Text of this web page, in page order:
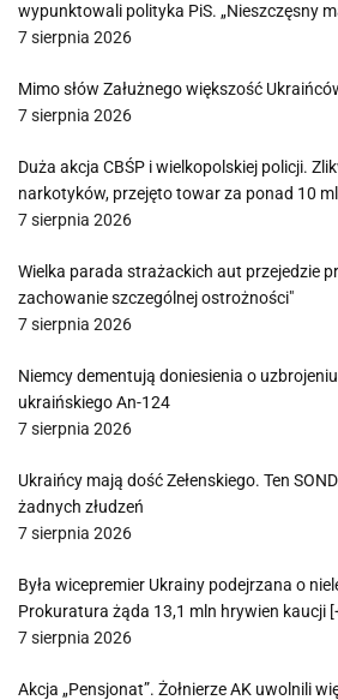
wypunktowali polityka PiS. „Nieszczęsny
7 sierpnia 2026
Mimo słów Załużnego większość
7 sierpnia 2026
Duża akcja CBŚP i wielkopolskiej policji.
narkotyków, przejęto towar za ponad 10
7 sierpnia 2026
Wielka parada strażackich aut przejedzie
zachowanie szczególnej ostrożności"
7 sierpnia 2026
Niemcy dementują doniesienia o
ukraińskiego An-124
7 sierpnia 2026
Ukraińcy mają dość Zełenskiego. Ten
żadnych złudzeń
7 sierpnia 2026
Była wicepremier Ukrainy podejrzana o
Prokuratura żąda 13,1 mln hrywien kaucji
7 sierpnia 2026
Akcja „Pensjonat”. Żołnierze AK uwolnili